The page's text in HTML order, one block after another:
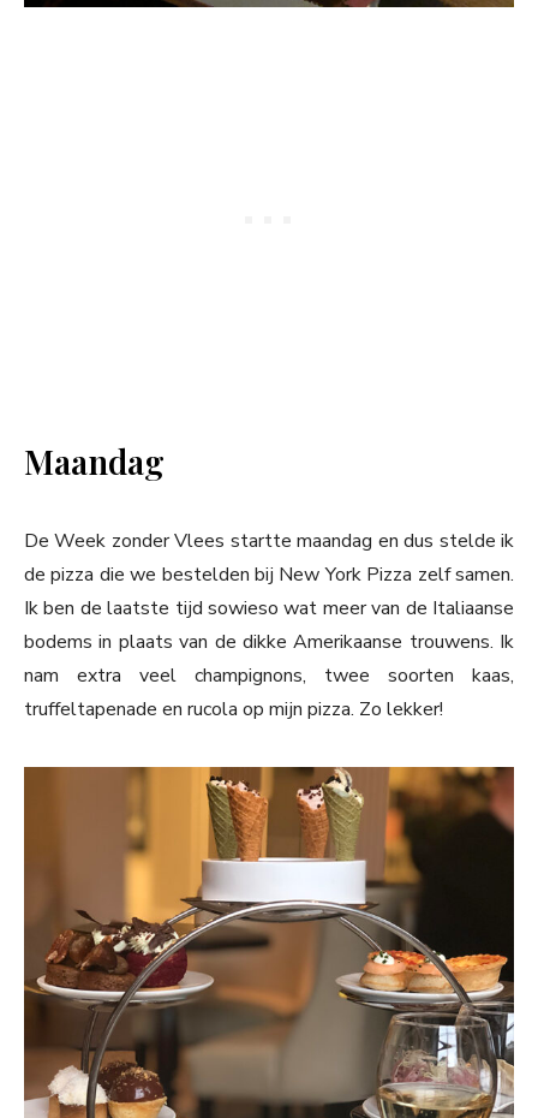
Maandag
De Week zonder Vlees startte maandag en dus stelde ik
de pizza die we bestelden bij New York Pizza zelf samen.
Ik ben de laatste tijd sowieso wat meer van de Italiaanse
bodems in plaats van de dikke Amerikaanse trouwens. Ik
nam extra veel champignons, twee soorten kaas,
truffeltapenade en rucola op mijn pizza. Zo lekker!